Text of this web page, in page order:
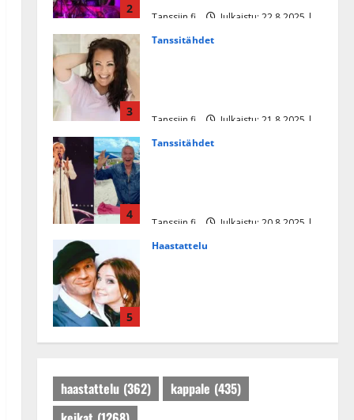
2
Tanssiin.fi
Julkaistu: 22.8.2025 |
3
Tanssitähdet
Tanssiin.fi
Julkaistu: 21.8.2025 |
4
Tanssitähdet
Tanssiin.fi
Julkaistu: 20.8.2025 |
5
Haastattelu
Tanssiin.fi
Julkaistu: 27.4.2025 |
haastattelu (362) kappale (435)